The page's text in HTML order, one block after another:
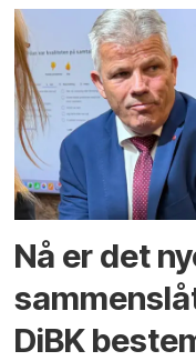
Nå er det
DiBK